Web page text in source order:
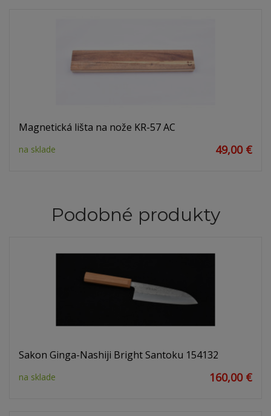
Magnetická lišta na nože KR-57 AC
na sklade 49,00 €
Podobné produkty
Sakon Ginga-Nashiji Bright Santoku 154132
na sklade 160,00 €